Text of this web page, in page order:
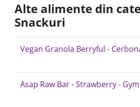
Alte alimente din
Snackuri
Vegan Granola Berryful -
Asap Raw Bar - Strawberry -